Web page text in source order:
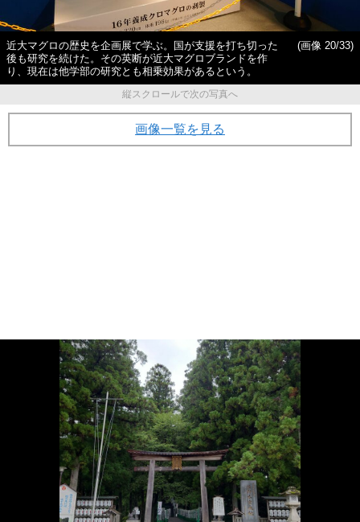
近大マグロの歴史を企画展で学ぶ。国が支援を打ち切った
後も研究を続けた。その英断が近大マグロブランドを作
り、現在は他学部の研究とも相乗効果があるという。
(画像 20/33)
縦スクロールで次の写真へ
画像一覧を見る